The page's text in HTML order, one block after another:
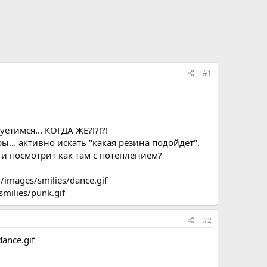
#1
КОГДА ЖЕ?!?!?!
активно искать "какая резина подойдет".
посмотрит как там с потеплением?
smilies/dance.gif
punk.gif
#2